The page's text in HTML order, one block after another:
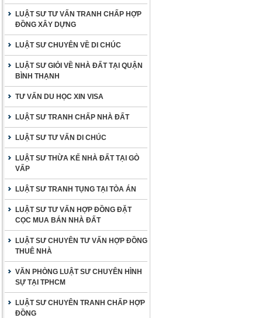
LUẬT SƯ TƯ VẤN TRANH CHẤP HỢP
ĐỒNG XÂY DỰNG
LUẬT SƯ CHUYÊN VỀ DI CHÚC
LUẬT SƯ GIỎI VỀ NHÀ ĐẤT TẠI QUẬN
BÌNH THẠNH
TƯ VẤN DU HỌC XIN VISA
LUẬT SƯ TRANH CHẤP NHÀ ĐẤT
LUẬT SƯ TƯ VẤN DI CHÚC
LUẬT SƯ THỪA KẾ NHÀ ĐẤT TẠI GÒ
VẤP
LUẬT SƯ TRANH TỤNG TẠI TÒA ÁN
LUẬT SƯ TƯ VẤN HỢP ĐỒNG ĐẶT
CỌC MUA BÁN NHÀ ĐẤT
LUẬT SƯ CHUYÊN TƯ VẤN HỢP ĐỒNG
THUÊ NHÀ
VĂN PHÒNG LUẬT SƯ CHUYÊN HÌNH
SỰ TẠI TPHCM
LUẬT SƯ CHUYÊN TRANH CHẤP HỢP
ĐỒNG